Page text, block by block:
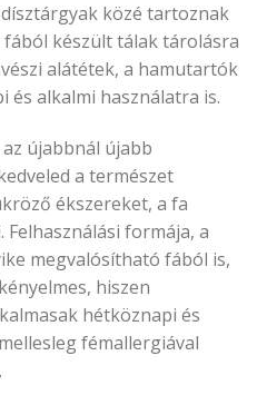
közé tartoznak
készült tálak tárolásra
alátétek, a hamutartók
és alkalmi használatra is.
újabbnál újabb
a természet
ékszereket, a fa
formája, a
megvalósítható fából is,
hiszen
hétköznapi és
fémallergiával